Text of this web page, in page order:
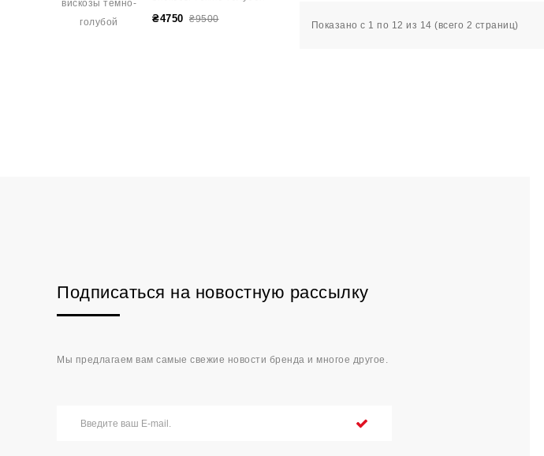
₴4750 ₴9500
Показано с 1 по 12 из 14 (всего 2 страниц)
Подписаться на новостную рассылку
Мы предлагаем вам самые свежие новости бренда и многое другое.